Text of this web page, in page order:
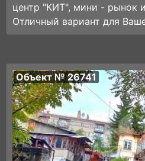
центр "КИТ", мини - рынок
Отличный вариант для
Объект № 26741